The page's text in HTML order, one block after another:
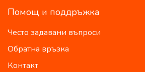
Помощ и поддръжка
Често задавани въпроси
Обратна връзка
Контакт